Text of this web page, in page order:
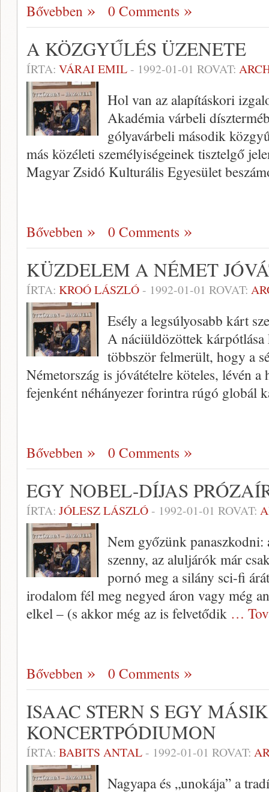
Bővebben 0 Comments
A KÖZGYŰLÉS ÜZENETE
ÍRTA: VÁRAI EMIL- 1992-01-01 ROVAT:
Hol van az alapításkori
Akadémia várbeli
gólyavárbeli második
más közéleti személyiségeinek tisztelgő
Magyar Zsidó Kulturális Egyesület
Bővebben 0 Comments
KÜZDELEM A NÉMET
ÍRTA: KROÓ LÁSZLÓ- 1992-01-01 ROVAT:
Esély a legsúlyosabb kárt
A náciüldözöttek kárpótlása
többször felmerült, hogy a
Németország is jóvátételre köteles, lévén a
fejenként néhányezer forintra rúgó globál
Bővebben 0 Comments
EGY NOBEL-DÍJAS
ÍRTA: JÓLESZ LÁSZLÓ- 1992-01-01 ROVAT:
Nem győzünk panaszkodni:
szenny, az aluljárók már
pornó meg a silány sci-fi
iroda­lom fél meg negyed áron vagy még
elkel – (s ak­kor még az is felvetődik …
Bővebben 0 Comments
ISAAC STERN S EGY
KONCERTPÓDIUMON
ÍRTA: BABITS ANTAL- 1992-01-01 ROVAT:
Nagyapa és „unokája” a